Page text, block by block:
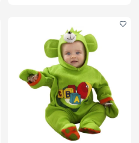
Favorit hinzufügen